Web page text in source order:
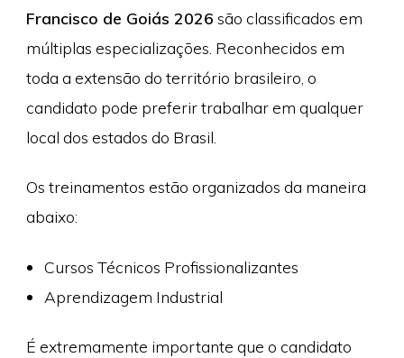
Francisco de Goiás 2026 são classificados em
múltiplas especializações. Reconhecidos em
toda a extensão do território brasileiro, o
candidato pode preferir trabalhar em qualquer
local dos estados do Brasil.
Os treinamentos estão organizados da maneira
abaixo:
Cursos Técnicos Profissionalizantes
Aprendizagem Industrial
É extremamente importante que o candidato